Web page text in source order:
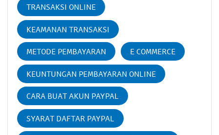
TRANSAKSI ONLINE
KEAMANAN TRANSAKSI
METODE PEMBAYARAN E COMMERCE
KEUNTUNGAN PEMBAYARAN ONLINE
CARA BUAT AKUN PAYPAL
SYARAT DAFTAR PAYPAL